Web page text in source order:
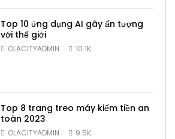
Top 10 ứng dụng AI gây ấn tượng
với thế giới
OLACITYADMIN 10.1K
Top 8 trang treo máy kiếm tiền an
toàn 2023
OLACITYADMIN 9.5K